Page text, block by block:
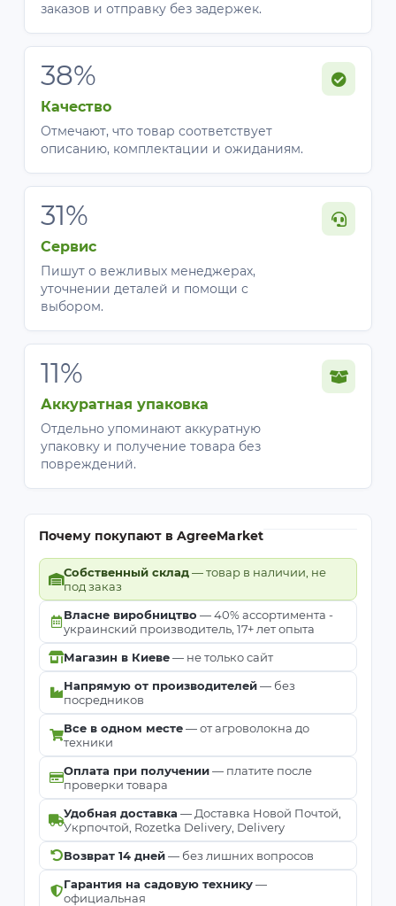
заказов и отправку без задержек.
38%
Качество
Отмечают, что товар соответствует
описанию, комплектации и ожиданиям.
31%
Сервис
Пишут о вежливых менеджерах,
уточнении деталей и помощи с
выбором.
11%
Аккуратная упаковка
Отдельно упоминают аккуратную
упаковку и получение товара без
повреждений.
Почему покупают в AgreeMarket
Собственный склад— товар в наличии, не
под заказ
Власне виробництво — 40% ассортимента -
украинский производитель, 17+ лет опыта
Магазин в Киеве— не только сайт
Напрямую от производителей— без
посредников
Все в одном месте— от агроволокна до
техники
Оплата при получении— платите после
проверки товара
Удобная доставка — Доставка Новой Почтой,
Укрпочтой, Rozetka Delivery, Delivery
Возврат 14 дней— без лишних вопросов
Гарантия на садовую технику—
официальная